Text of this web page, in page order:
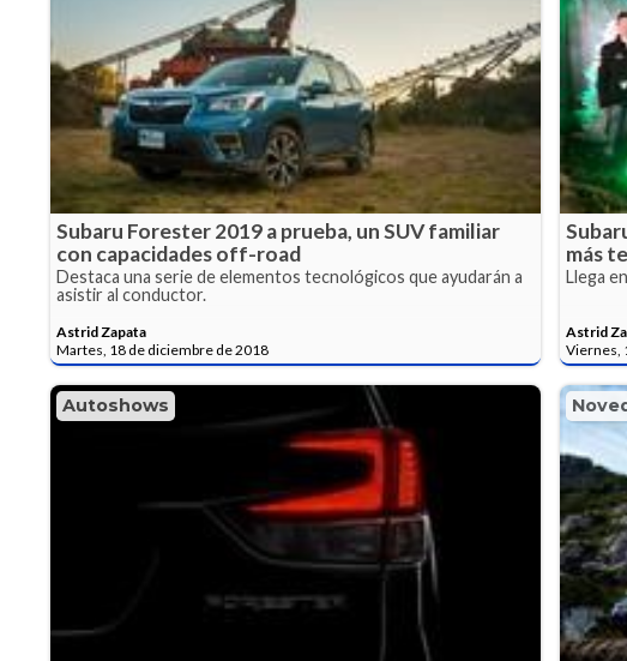
Subaru Forester 2019 a prueba, un SUV familiar
con capacidades off-road
Destaca una serie de elementos tecnológicos que ayudarán a
asistir al conductor.
Astrid Zapata
Martes, 18 de diciembre de 2018
más
Llega
Astrid
Viernes,
Autoshows